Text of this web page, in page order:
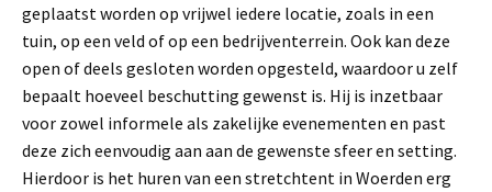
geplaatst worden op vrijwel iedere locatie, zoals in een
tuin, op een veld of op een bedrijventerrein. Ook kan deze
open of deels gesloten worden opgesteld, waardoor u zelf
bepaalt hoeveel beschutting gewenst is. Hij is inzetbaar
voor zowel informele als zakelijke evenementen en past
deze zich eenvoudig aan aan de gewenste sfeer en setting.
Hierdoor is het huren van een stretchtent in Woerden erg